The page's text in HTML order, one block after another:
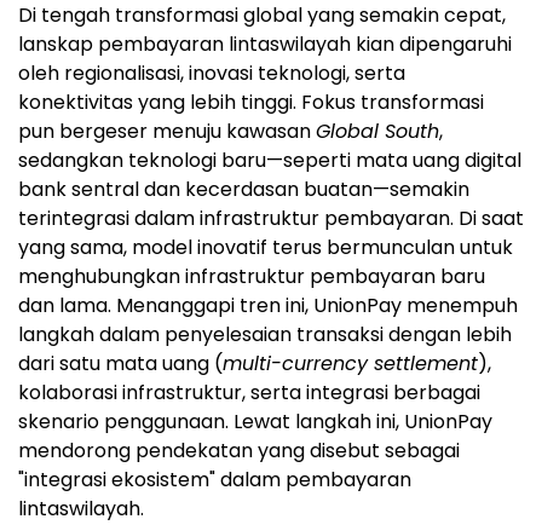
Di tengah transformasi global yang semakin cepat,
lanskap pembayaran lintaswilayah kian dipengaruhi
oleh regionalisasi, inovasi teknologi, serta
konektivitas yang lebih tinggi. Fokus transformasi
pun bergeser menuju kawasanGlobal South,
sedangkan teknologi baru—seperti mata uang digital
bank sentral dan kecerdasan buatan—semakin
terintegrasi dalam infrastruktur pembayaran. Di saat
yang sama, model inovatif terus bermunculan untuk
menghubungkan infrastruktur pembayaran baru
dan lama. Menanggapi tren ini, UnionPay menempuh
langkah dalam penyelesaian transaksi dengan lebih
dari satu mata uang (multi-currency settlement),
kolaborasi infrastruktur, serta integrasi berbagai
skenario penggunaan. Lewat langkah ini, UnionPay
mendorong pendekatan yang disebut sebagai
"integrasi ekosistem" dalam pembayaran
lintaswilayah.